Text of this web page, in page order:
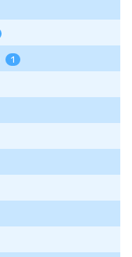
1